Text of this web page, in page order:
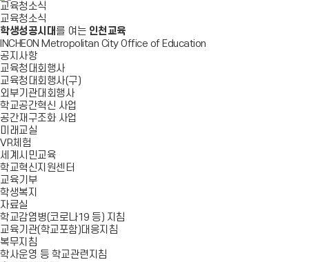
교육청소식
교육청소식
학생성공시대 를 여는 인천교육
INCHEON Metropolitan City Office of Education
공지사항
교육청대회행사
교육청대회행사(구)
외부기관대회행사
학교공간혁신 사업
공간재구조화 사업
미래교실
VR체험
세계시민교육
학교혁신지원센터
교육기부
학생복지
자료실
학교감염병(코로나19 등) 지침
교육기관(학교포함)대응지침
복무지침
학사운영 등 학교관련지침